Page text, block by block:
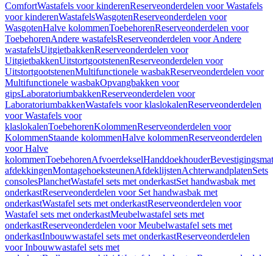
ComfortWastafels voor kinderenReserveonderdelen voor Wastafels
voor kinderenWastafelsWasgotenReserveonderdelen voor
WasgotenHalve kolommenToebehorenReserveonderdelen voor
ToebehorenAndere wastafelsReserveonderdelen voor Andere
wastafelsUitgietbakkenReserveonderdelen voor
UitgietbakkenUitstortgootstenenReserveonderdelen voor
UitstortgootstenenMultifunctionele wasbakReserveonderdelen voor
Multifunctionele wasbakOpvangbakken voor
gipsLaboratoriumbakkenReserveonderdelen voor
LaboratoriumbakkenWastafels voor klaslokalenReserveonderdelen
voor Wastafels voor
klaslokalenToebehorenKolommenReserveonderdelen voor
KolommenStaande kolommenHalve kolommenReserveonderdelen
voor Halve
kolommenToebehorenAfvoerdekselHanddoekhouder
afdekkingenMontagehoeksteunenAfdeklijstenAchterwandplatenSets
consolesPlanchetWastafel sets met onderkastSet handwasbak met
onderkastReserveonderdelen voor Set handwasbak met
onderkastWastafel sets met onderkastReserveonderdelen voor
Wastafel sets met onderkastMeubelwastafel sets met
onderkastReserveonderdelen voor Meubelwastafel sets met
onderkastInbouwwastafel sets met onderkastReserveonderdelen
voor Inbouwwastafel sets met